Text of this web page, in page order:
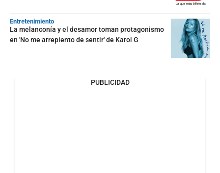
Entretenimiento
La melanconía y el desamor toman protagonismo
en 'No me arrepiento de sentir' de Karol G
PUBLICIDAD